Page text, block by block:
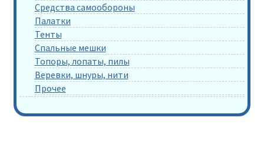
Средства самообороны
Палатки
Тенты
Спальные мешки
Топоры, лопаты, пилы
Веревки, шнуры, нити
Прочее